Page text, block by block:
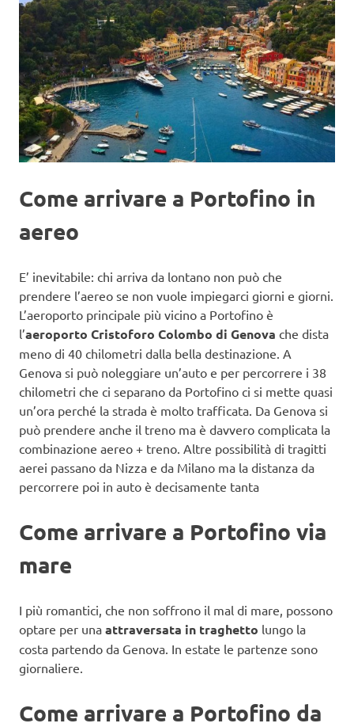
Come arrivare a Portofino in
aereo
E’ inevitabile: chi arriva da lontano non può che
prendere l’aereo se non vuole impiegarci giorni e giorni.
L’aeroporto principale più vicino a Portofino è
l’aeroporto Cristoforo Colombo di Genova che dista
meno di 40 chilometri dalla bella destinazione. A
Genova si può noleggiare un’auto e per percorrere i 38
chilometri che ci separano da Portofino ci si mette quasi
un’ora perché la strada è molto trafficata. Da Genova si
può prendere anche il treno ma è davvero complicata la
combinazione aereo + treno. Altre possibilità di tragitti
aerei passano da Nizza e da Milano ma la distanza da
percorrere poi in auto è decisamente tanta
Come arrivare a Portofino via
mare
I più romantici, che non soffrono il mal di mare, possono
optare per una attraversata in traghetto lungo la
costa partendo da Genova. In estate le partenze sono
giornaliere.
Come arrivare a Portofino da